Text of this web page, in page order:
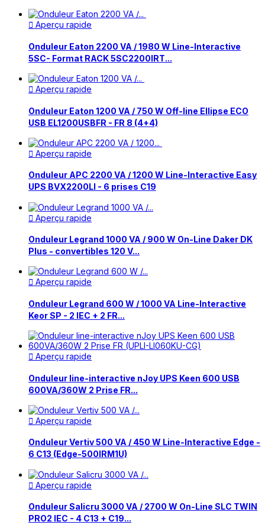
 Aperçu rapide
Onduleur Eaton 2200 VA / 1980 W Line-Interactive
5SC- Format RACK 5SC2200IRT...
 Aperçu rapide
Onduleur Eaton 1200 VA / 750 W Off-line Ellipse ECO
USB EL1200USBFR - FR 8 (4+4)
 Aperçu rapide
Onduleur APC 2200 VA / 1200 W Line-Interactive Easy
UPS BVX2200LI - 6 prises C19
 Aperçu rapide
Onduleur Legrand 1000 VA / 900 W On-Line Daker DK
Plus - convertibles 120 V...
 Aperçu rapide
Onduleur Legrand 600 W / 1000 VA Line-Interactive
Keor SP - 2 IEC + 2 FR...
 Aperçu rapide
Onduleur line-interactive nJoy UPS Keen 600 USB
600VA/360W 2 Prise FR...
 Aperçu rapide
Onduleur Vertiv 500 VA / 450 W Line-Interactive Edge -
6 C13 (Edge-500IRM1U)
 Aperçu rapide
Onduleur Salicru 3000 VA / 2700 W On-Line SLC TWIN
PRO2 IEC - 4 C13 + C19...